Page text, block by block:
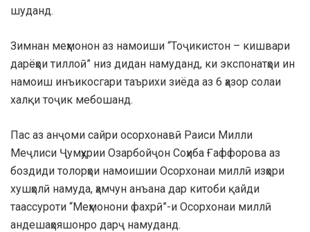
шуданд.
Зимнан меҳмонон аз намоиши “Тоҷикистон – кишвари
дарёҳои тиллоӣ” низ дидан намуданд, ки экспонатҳои ин
намоиш инъикосгари таърихи зиёда аз 6 ҳазор солаи
халқи тоҷик мебошанд.
Пас аз анҷоми сайри осорхонавӣ Раиси Милли
Меҷлиси Ҷумҳурии Озарбойҷон Соҳиба Ғаффорова аз
боздиди толорҳои намоишии Осорхонаи миллӣ изҳори
хушҳолӣ намуда, ҳамчун анъана дар китоби қайди
таассуроти “Меҳмонони фахрӣ”-и Осорхонаи миллӣ
андешаҳояшонро дарҷ намуданд.